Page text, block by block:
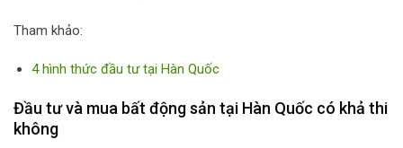
Tham khảo:
4 hình thức đầu tư tại Hàn Quốc
Đầu tư và mua bất động sản tại Hàn Quốc có khả thi
không